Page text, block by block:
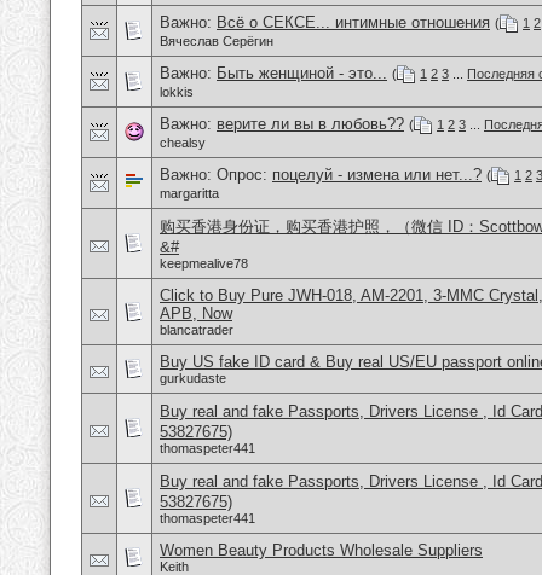
Важно: Всё о СЕКСЕ... интимные отношения ( 1 2
Вячеслав Серёгин
Важно: Быть женщиной - это... ( 1 2 3
Последняя
lokkis
Важно: верите ли вы в любовь?? ( 1 2 3
chealsy
Важно: Опрос: поцелуй - измена или нет...? ( 1 2 3
margaritta
购买香港身份证，购买香港护照，（微信 ID：
&#
keepmealive78
Click to Buy Pure JWH-018, AM-2201, 3-MMC
APB, Now
blancatrader
Buy US fake ID card & Buy real US/EU passport
gurkudaste
Buy real and fake Passports, Drivers License , Id
53827675)
thomaspeter441
Buy real and fake Passports, Drivers License , Id
53827675)
thomaspeter441
Women Beauty Products Wholesale Suppliers
Keith